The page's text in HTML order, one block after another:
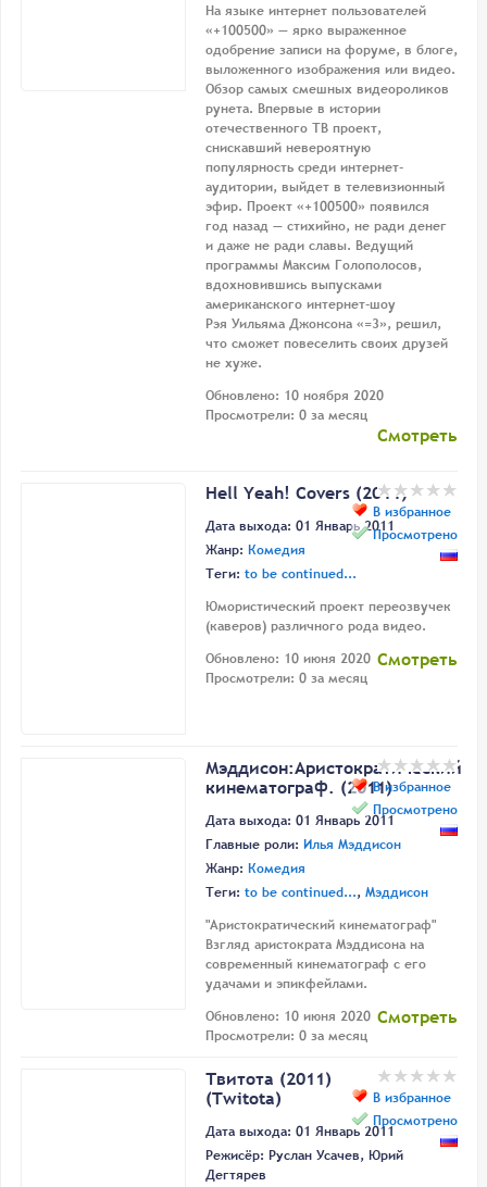
На языке интернет пользователей
«+100500» — ярко выраженное
одобрение записи на форуме, в блоге,
выложенного изображения или видео.
Обзор самых смешных видеороликов
рунета. Впервые в истории
отечественного ТВ проект,
снискавший невероятную
популярность среди интернет-
аудитории, выйдет в телевизионный
эфир. Проект «+100500» появился
год назад — стихийно, не ради денег
и даже не ради славы. Ведущий
программы Максим Голополосов,
вдохновившись выпусками
американского интернет-шоу
Рэя Уильяма Джонсона «=3», решил,
что сможет повеселить своих друзей
не хуже.
Обновлено: 10 ноября 2020
Просмотрели: 0 за месяц
Смотреть
В избранное
Просмотрено
Hell Yeah! Covers (2011)
Дата выхода: 01 Январь 2011
Жанр: Комедия
Теги: to be continued...
Юмористический проект переозвучек
(каверов) различного рода видео.
Обновлено: 10 июня 2020
Просмотрели: 0 за месяц
Смотреть
В избранное
Просмотрено
Мэддисон:Аристократический
кинематограф. (2011)
Дата выхода: 01 Январь 2011
Главные роли: Илья Мэддисон
Жанр: Комедия
Теги: to be continued..., Мэддисон
"Аристократический кинематограф"
Взгляд аристократа Мэддисона на
современный кинематограф с его
удачами и эпикфейлами.
Обновлено: 10 июня 2020
Просмотрели: 0 за месяц
Смотреть
В избранное
Просмотрено
Твитота (2011)
(Twitota)
Дата выхода: 01 Январь 2011
Режисёр: Руслан Усачев, Юрий
Дегтярев